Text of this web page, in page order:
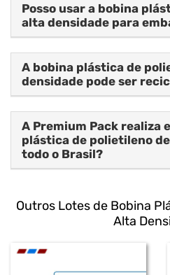
Posso usar a bobina
alta densidade para
A bobina plástica de
densidade pode ser
A Premium Pack realiza
plástica de polietileno
todo o Brasil?
Outros Lotes de Bobina
Alta